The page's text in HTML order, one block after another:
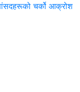
चर्को आक्रोश